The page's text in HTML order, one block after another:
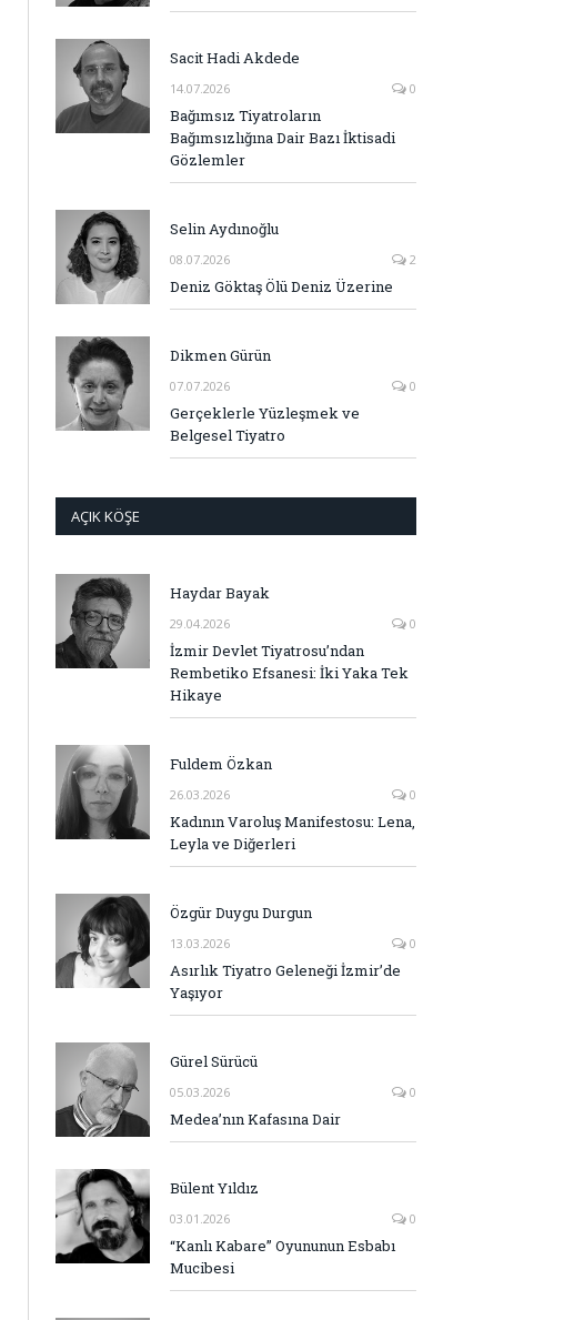
Sacit Hadi Akdede
14.07.2026 0
Bağımsız Tiyatroların
Bağımsızlığına Dair Bazı İktisadi
Gözlemler
Selin Aydınoğlu
08.07.2026 2
Deniz Göktaş Ölü Deniz Üzerine
Dikmen Gürün
07.07.2026 0
Gerçeklerle Yüzleşmek ve
Belgesel Tiyatro
AÇIK KÖŞE
Haydar Bayak
29.04.2026 0
İzmir Devlet Tiyatrosu’ndan
Rembetiko Efsanesi: İki Yaka Tek
Hikaye
Fuldem Özkan
26.03.2026 0
Kadının Varoluş Manifestosu: Lena,
Leyla ve Diğerleri
Özgür Duygu Durgun
13.03.2026 0
Asırlık Tiyatro Geleneği İzmir’de
Yaşıyor
Gürel Sürücü
05.03.2026 0
Medea’nın Kafasına Dair
Bülent Yıldız
03.01.2026 0
“Kanlı Kabare” Oyununun Esbabı
Mucibesi